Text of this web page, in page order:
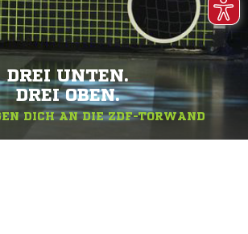
DREI UNTEN.
DREI OBEN.
DICH AN DIE ZDF-TORWAND